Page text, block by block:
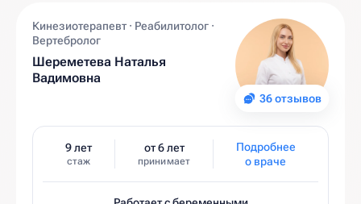
36 отзывов
Кинезиотерапевт · Реабилитолог ·
Вертебролог
Шереметева Наталья
Вадимовна
9 лет
стаж
от 6 лет
принимает
Подробнее
о враче